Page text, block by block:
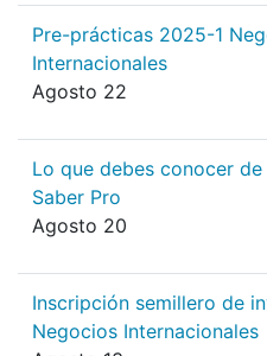
Pre-prácticas 2025-1
Internacionales
Agosto 22
Lo que debes conocer
Saber Pro
Agosto 20
Inscripción semillero de
Negocios Internacionales